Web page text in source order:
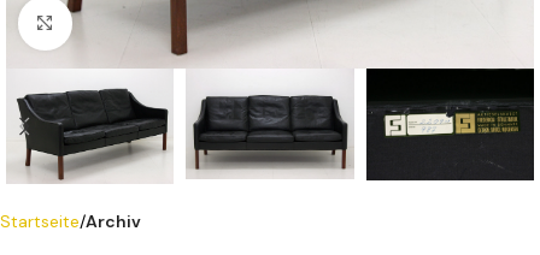
Klicken zu vergrößern
Startseite Archiv